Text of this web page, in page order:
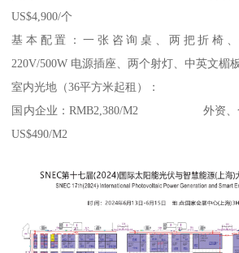
US$4,900/个
基本配置：一张咨询桌、两把折椅
220V/500W 电源插座、两个射灯、中英文楣
室内光地（36平方米起租）：
国内企业：RMB2,380/M2 外资、合
US$490/M2